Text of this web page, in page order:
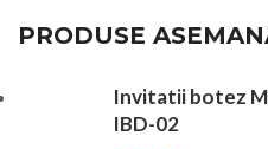
PRODUSE
Invitatii botez
IBD-02